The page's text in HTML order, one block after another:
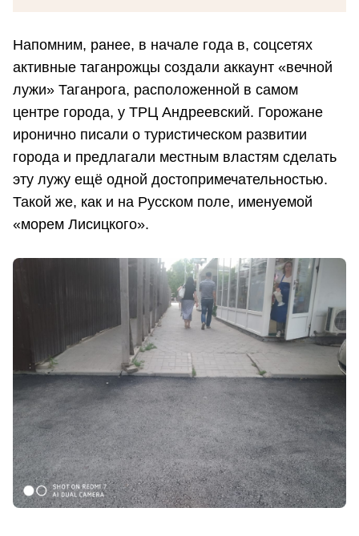
Напомним, ранее, в начале года в, соцсетях
активные таганрожцы создали аккаунт «вечной
лужи» Таганрога, расположенной в самом
центре города, у ТРЦ Андреевский. Горожане
иронично писали о туристическом развитии
города и предлагали местным властям сделать
эту лужу ещё одной достопримечательностью.
Такой же, как и на Русском поле, именуемой
«морем Лисицкого».